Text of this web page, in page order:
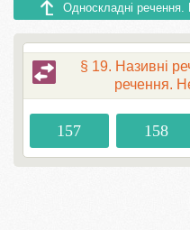
Односкладні речення.
§ 19. Називні
речення.
157 158